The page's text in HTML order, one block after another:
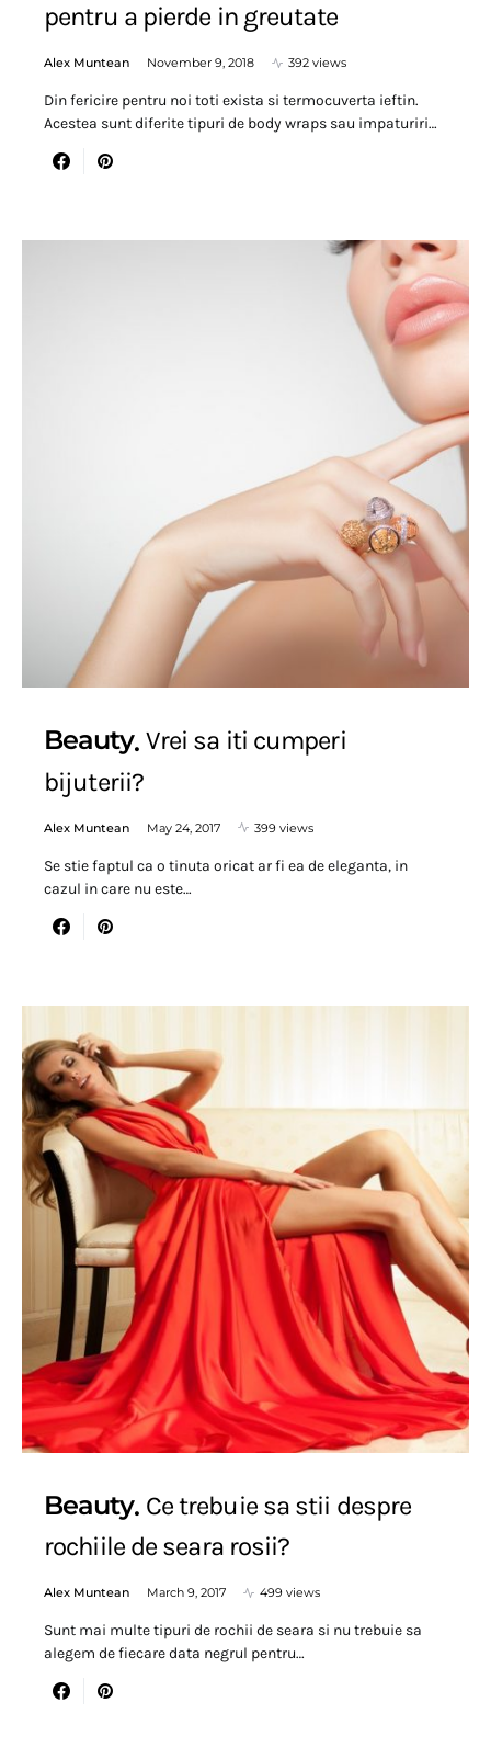
pentru a pierde in greutate
Alex Muntean November 9, 2018 392 views
Din fericire pentru noi toti exista si termocuverta ieftin.
Acestea sunt diferite tipuri de body wraps sau impaturiri…
Beauty Vrei sa iti cumperi
bijuterii?
Alex Muntean May 24, 2017 399 views
Se stie faptul ca o tinuta oricat ar fi ea de eleganta, in
cazul in care nu este…
Beauty Ce trebuie sa stii despre
rochiile de seara rosii?
Alex Muntean March 9, 2017 499 views
Sunt mai multe tipuri de rochii de seara si nu trebuie sa
alegem de fiecare data negrul pentru…